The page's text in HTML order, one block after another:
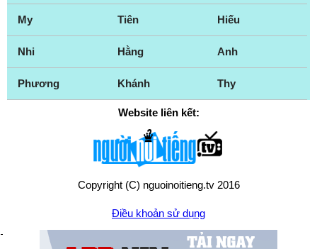
My Tiên Hiếu
Nhi Hằng Anh
Phương Khánh Thy
Website liên kết:
Copyright (C) nguoinoitieng.tv 2016
Điều khoản sử dụng